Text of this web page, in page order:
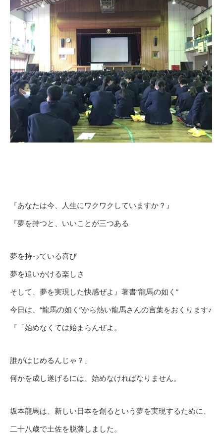
『あなたは今、人生にワクワクしていますか？』
『夢を持つと、いいことが三つある
夢を持っている喜び
夢を追いかける楽しさ
そして、夢を実現した快感ぜよ』著書“龍馬の如く”
今日は、“龍馬の如く”から熱い龍馬さんの言葉をおくります♪
『「始めなくては始まらんぜよ。
誰がはじめるんじゃ？」
何かを成し遂げるには、始めなければなりません。
坂本龍馬は、新しい日本を創るという夢を実現するために、
二十八歳で土佐を脱藩しました。